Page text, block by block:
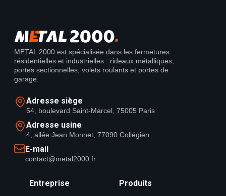
METAL 2000 est spécialisée dans les fermetures
résidentielles et industrielles : rideaux métalliques,
portes sectionnelles, volets roulants et portes de
garage.
Adresse siège
54, boulevard Saint-Marcel, 75005 Paris
Adresse usine
4, allée Jean Monnet, 77090 Collégien
E-mail
contact@metal2000.fr
Entreprise Produits